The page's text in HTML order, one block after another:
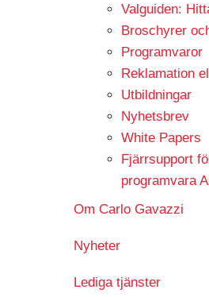
Valguiden:
Broschyrer
Programvaror
Reklamation
Utbildningar
Nyhetsbrev
White Papers
Fjärrsupport
programvara
Om Carlo Gavazzi
Nyheter
Lediga tjänster